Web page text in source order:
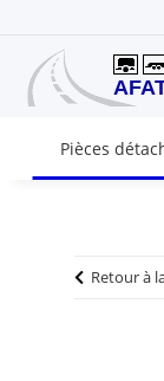
Pièces
Retour à